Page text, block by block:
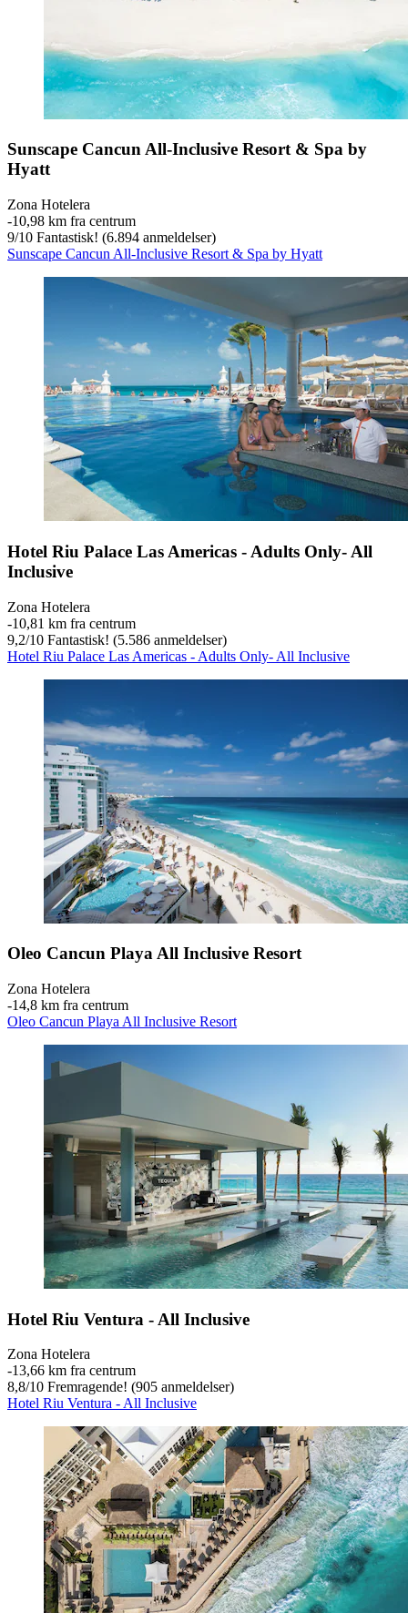
Sunscape Cancun All-Inclusive Resort & Spa by
Hyatt
Zona Hotelera
‐10,98 km fra centrum
9/10 Fantastisk! (6.894 anmeldelser)
Sunscape Cancun All-Inclusive Resort & Spa by Hyatt
Hotel Riu Palace Las Americas - Adults Only- All
Inclusive
Zona Hotelera
‐10,81 km fra centrum
9,2/10 Fantastisk! (5.586 anmeldelser)
Hotel Riu Palace Las Americas - Adults Only- All Inclusive
Oleo Cancun Playa All Inclusive Resort
Zona Hotelera
‐14,8 km fra centrum
Oleo Cancun Playa All Inclusive Resort
Hotel Riu Ventura - All Inclusive
Zona Hotelera
‐13,66 km fra centrum
8,8/10 Fremragende! (905 anmeldelser)
Hotel Riu Ventura - All Inclusive